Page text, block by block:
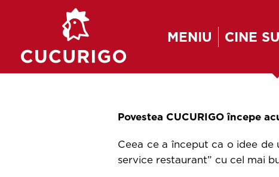
MENIU DE VARAPUIBURGER & WRAP
MENIU CINE
Povestea CUCURIGO începe
Ceea ce a început ca o idee
service restaurant” cu cel mai